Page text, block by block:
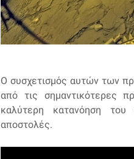
Ο συσχετισμός αυτών των
από τις σημαντικότερες
καλύτερη κατανόηση του
αποστολές.